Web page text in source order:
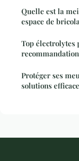
Quelle est la
espace de
Top électrolytes
Protéger ses
solutions